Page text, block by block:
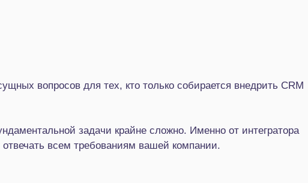
вопросов для тех, кто только собирается внедрить CRM
задачи крайне сложно. Именно от интегратора
отвечать всем требованиям вашей компании.